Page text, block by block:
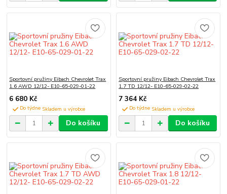
Sportovní pružiny Eibach Chevrolet Trax
1.6 AWD 12/12- E10-65-029-01-22
6 680 Kč
Do týdne
Do košíku
Sportovní pružiny Eibach Chevrolet Trax
1.7 TD 12/12- E10-65-029-02-22
7 364 Kč
Do týdne
Do košíku